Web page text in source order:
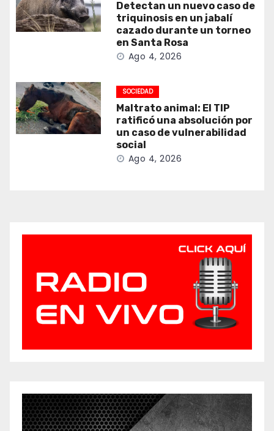
Detectan un nuevo caso de
triquinosis en un jabalí
cazado durante un torneo
en Santa Rosa
Ago 4, 2026
SOCIEDAD
Maltrato animal: El TIP
ratificó una absolución por
un caso de vulnerabilidad
social
Ago 4, 2026